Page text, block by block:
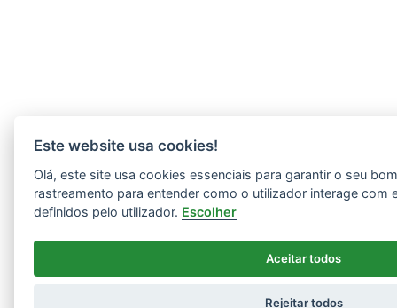
Este website usa cookies!
Olá, este site usa cookies essenciais para garantir o seu
rastreamento para entender como o utilizador interage com
definidos pelo utilizador. Escolher
Aceitar todos
Rejeitar todos